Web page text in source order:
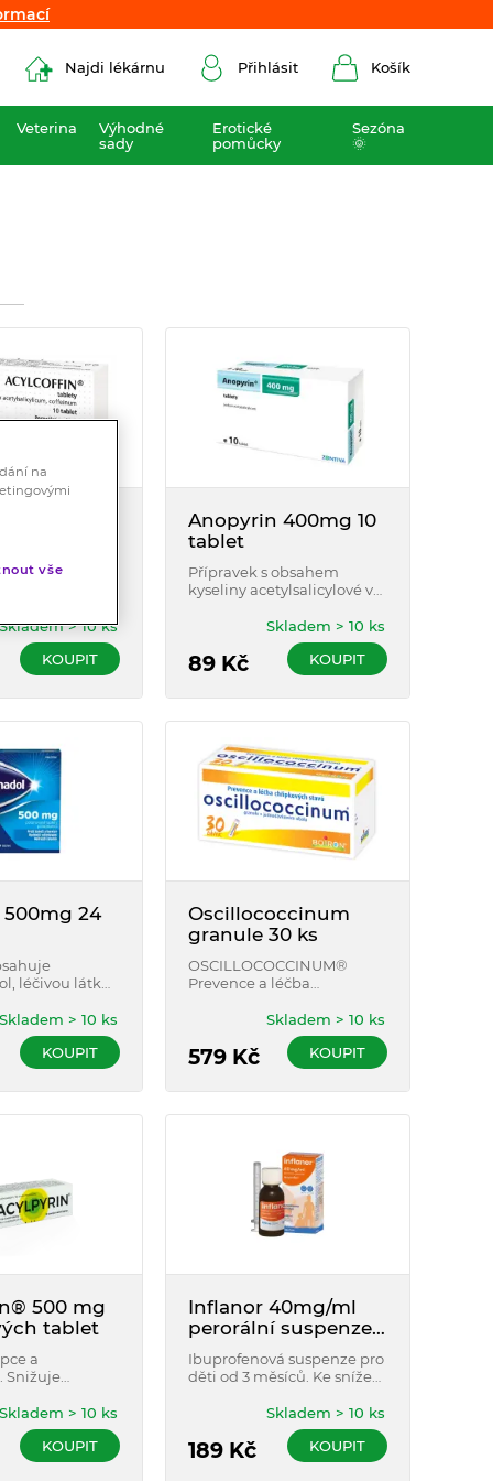
Najdi lékárnu Přihlásit Košík
Veterina
Výhodné
sady
Erotické
pomůcky
Sezóna
🌞
přípravek
a snižující
kterém účinek
> 10 ks
KOUPIT
Anopyrin 400mg 10
tablet
Přípravek s obsahem
kyseliny acetylsalicylové ve
tlumí bolest a snižuje
horečku, ve vyšších
dávkách má protizánětlivé
89Kč
Skladem > 10 ks
KOUPIT
500mg 24
léčivou látku
Skladem > 10 ks
KOUPIT
Oscillococcinum
granule 30 ks
OSCILLOCOCCINUM®
Prevence a léčba
579Kč
Skladem > 10 ks
KOUPIT
500 mg
tablet
a
Snižuje
a svalů
chřipková
Skladem > 10 ks
KOUPIT
Inflanor 40mg/ml
perorální suspenze
100 ml
Ibuprofenová suspenze pro
děti od 3 měsíců. Ke snížení
Rychlé vstřebávání pro
189Kč
Skladem > 10 ks
KOUPIT
na
vše